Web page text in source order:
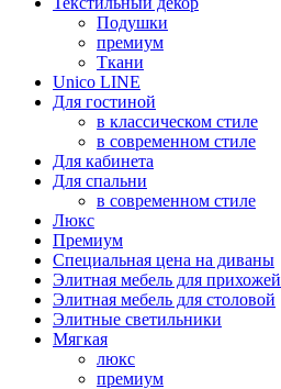
Подушки
премиум
Ткани
Unico LINE
Для гостиной
в классическом стиле
в современном стиле
Для кабинета
Для спальни
в современном стиле
Люкс
Премиум
Специальная цена на диваны
Элитная мебель для прихожей
Элитная мебель для столовой
Элитные светильники
Мягкая
люкс
премиум